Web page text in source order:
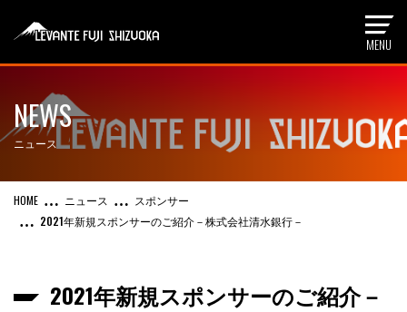
NEWS
ニュース
ニュース
スポンサー
2021年新規スポンサーのご紹介－株式会社清水銀行－
2021年新規スポンサーのご紹介－